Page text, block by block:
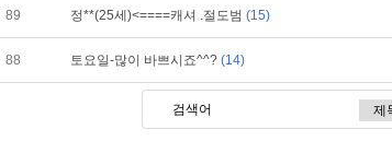
89 정**(25세)<====캐셔 .절도범 (15)
88 토요일-많이 바쁘시죠^^? (14)